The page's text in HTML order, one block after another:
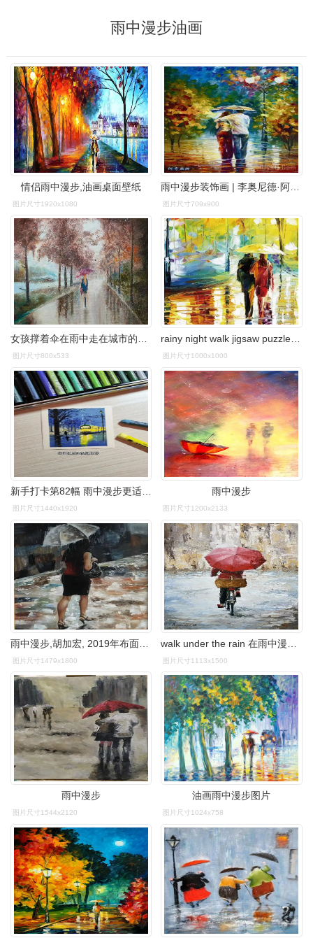
雨中漫步油画
情侣雨中漫步,油画桌面壁纸
图片尺寸1920x1080 图片尺寸709x900
女孩撑着伞在雨中走在城市的小巷里.帆布上的手绘油画图片
图片尺寸800x533
rainy night walk jigsaw puzzle 1000pcs/1000片雨中漫步平面拼图
图片尺寸1000x1000
图片尺寸1440x1920
雨中漫步
图片尺寸1200x2133
图片尺寸1479x1800 图片尺寸1113x1500
雨中漫步
图片尺寸1544x2120
油画雨中漫步图片
图片尺寸1024x758